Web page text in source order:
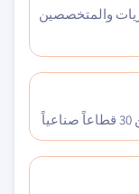
والمتخصصين